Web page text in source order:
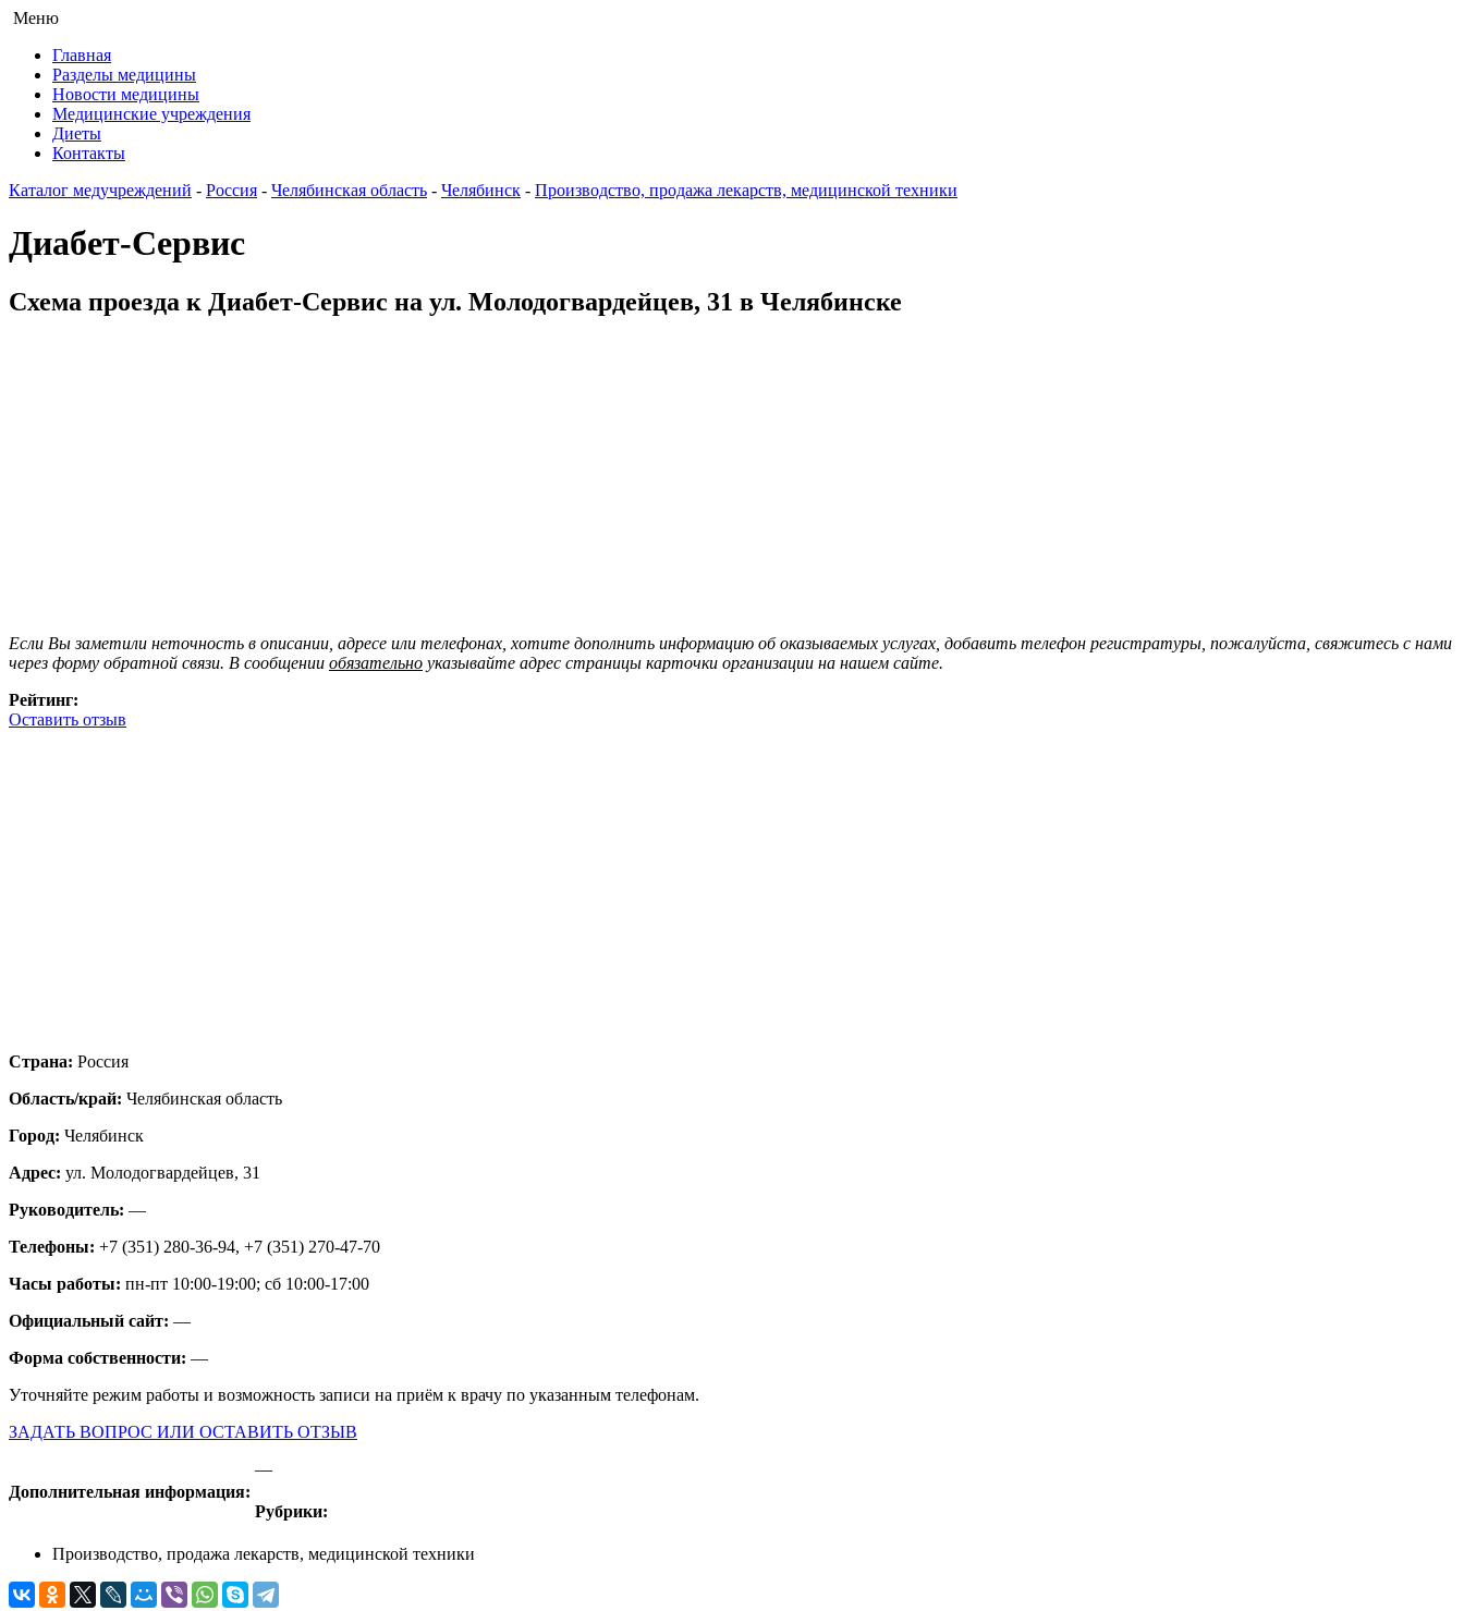
Меню
Главная
Разделы медицины
Новости медицины
Медицинские учреждения
Диеты
Контакты
Каталог медучреждений - Россия - Челябинская область - Челябинск - Производство, продажа лекарств, медицинской техники
Диабет-Сервис
Схема проезда к Диабет-Сервис на ул. Молодогвардейцев, 31 в Челябинске
Если Вы заметили неточность в описании, адресе или телефонах, хотите дополнить информацию об оказываемых услугах, добавить телефон регистратуры, пожалуйста, свяжитесь с нами
через форму обратной связи. В сообщении обязательно указывайте адрес страницы карточки организации на нашем сайте.
Рейтинг:
Оставить отзыв
Страна: Россия
Область/край: Челябинская область
Город: Челябинск
Адрес: ул. Молодогвардейцев, 31
Руководитель: —
Телефоны: +7 (351) 280-36-94, +7 (351) 270-47-70
Часы работы: пн-пт 10:00-19:00; сб 10:00-17:00
Официальный сайт: —
Форма собственности: —
Уточняйте режим работы и возможность записи на приём к врачу по указанным телефонам.
ЗАДАТЬ ВОПРОС ИЛИ ОСТАВИТЬ ОТЗЫВ
Дополнительная информация:
—
Рубрики:
Производство, продажа лекарств, медицинской техники